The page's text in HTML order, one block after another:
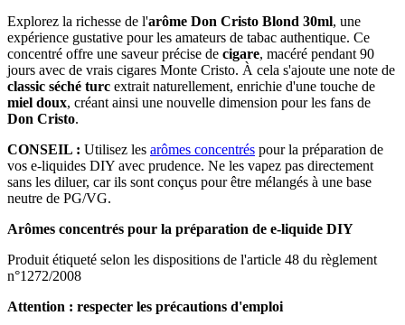
Explorez la richesse de l'arôme Don Cristo Blond 30ml, une
expérience gustative pour les amateurs de tabac authentique. Ce
concentré offre une saveur précise de cigare, macéré pendant 90
jours avec de vrais cigares Monte Cristo. À cela s'ajoute une note de
classic séché turc extrait naturellement, enrichie d'une touche de
miel doux, créant ainsi une nouvelle dimension pour les fans de
Don Cristo.
CONSEIL : Utilisez les arômes concentrés pour la préparation de
vos e-liquides DIY avec prudence. Ne les vapez pas directement
sans les diluer, car ils sont conçus pour être mélangés à une base
neutre de PG/VG.
Arômes concentrés pour la préparation de e-liquide DIY
Produit étiqueté selon les dispositions de l'article 48 du règlement
n°1272/2008
Attention : respecter les précautions d'emploi